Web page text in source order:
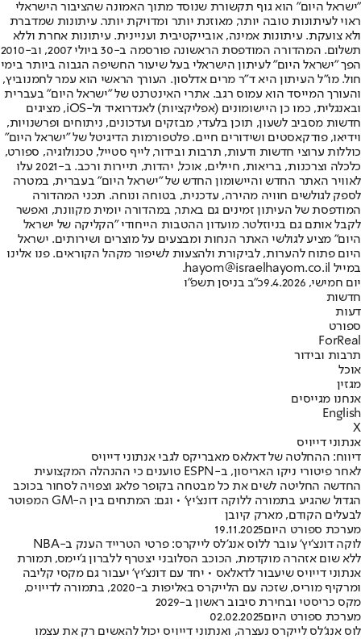
"ישראל היום" הוא גוף תקשורת שנוסד מתוך האמונה שהציבור הישראלי
ראוי לעיתונות טובה יותר, מאוזנת יותר ומדויקת יותר. עיתונות שמדברת
ולא צועקת. עיתונות אמינה, אובייקטיבית ועניינית. עיתונות אחרת וללא
תשלום. המהדורה המודפסת הראשונה פורסמה ב-30 ביולי 2007, וב-2010
הפך "ישראל היום" לעיתון הישראלי בעל שיעור החשיפה הגבוה ביותר בימי
חול. מו"ל העיתון היא ד"ר מרים אדלסון. העורך הראשי הוא עמר לחמנוביץ,
והעורך המייסד הוא עמוס רגב. אתרי האינטרנט של "ישראל היום" בעברית
ובאנגלית, כמו כן היישומונים (אפליקציות) לאנדרואיד ול-iOS, מציגים
חדשות מסביב לשעון, תוכן בלעדי, מבזקים ועדכונים, ניתוחים ופרשנויות,
וידיאו, פודקאסטים ושידורים חיים. פלטפורמות הדיגיטל של "ישראל היום"
כוללות ערוצי חדשות ודעות, תרבות ובידור, לייף סטייל, טכנולוגיה, ספורט,
כלכלה וצרכנות, בריאות, חיילים, אוכל, יהדות, תיירות ורכב. ב-2021 עלו
לאוויר האתר החדש והיישומון החדש של "ישראל היום" בעברית, במטרה
לספק לגולשים חוויה מהירה, עדכנית, בטוחה ונוחה. תכני המהדורה
המודפסת של העיתון זמינים גם באתר, במהדורה יומית מקוונת, ואפשר
לקבל אותם גם בניוזלטר. מועדון ההטבות הייחודי "הקליקה של ישראל
היום" מציע לגולשי האתר הנחות ומבצעים על מוצרים ושירותים. ישראל
היום פתוח להערות, לביקורת ולהצעות לשיפור מקהל הקוראים. פנו אלינו
במייל hayom@israelhayom.co.il.
יום חמישי, 9.4.2026
כ"ב בניסן תשפ"ו
חדשות
דעות
ספורט
ForReal
תרבות ובידור
אוכל
מגזין
אנחנו מגייסים
English
X
אנתוני דייויס
דיווח: ההחלטה של דאלאס מאבריקס לגבי אנתוני דייויס
לאחר פיטורי ניקו האריסון, ב-ESPN טוענים כי ההנהלה המקצועית
החדשה החליטה לשים את כל מבטחה בקופר פלאג וצפויה לסחור בכוכב
הגדול שהגיע בתמורה ללוקה דונצ'יץ' • וגם: המתחים בין ה-GM המפוטר
לבעלים הקודם, מארק קיובן
מערכת ספורט היום19.11.2025
לוקה דונצ'יץ' עובר ללוס אנג'לס לייקרס: פרטי הטרייד הענק ב-NBA
ללא שום אזהרה מוקדמת, הכוכב הסלובני יצטרף ללברון ג'יימס, תמורת
אנתוני דייויס שיעבור לדאלאס • יחד עם דונצ'יץ' יעבור גם מקסי קליבה
ומרקיף מוריס, שזכה עם הלייקרס באליפות ב-2020, בתמורה לדייויס,
מקס כריסטי ובחירת סיבוב ראשון ב-2029
מערכת ספורט היום02.02.2025
לוס אנג'לס לייקרס נעצרה, ואנתוני דייויס יכול להאשים רק את עצמו